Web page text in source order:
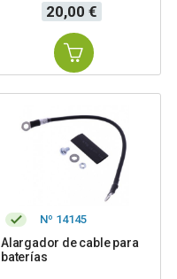
Precio
20,00 €
Nº 14145
Alargador de cable para
baterías